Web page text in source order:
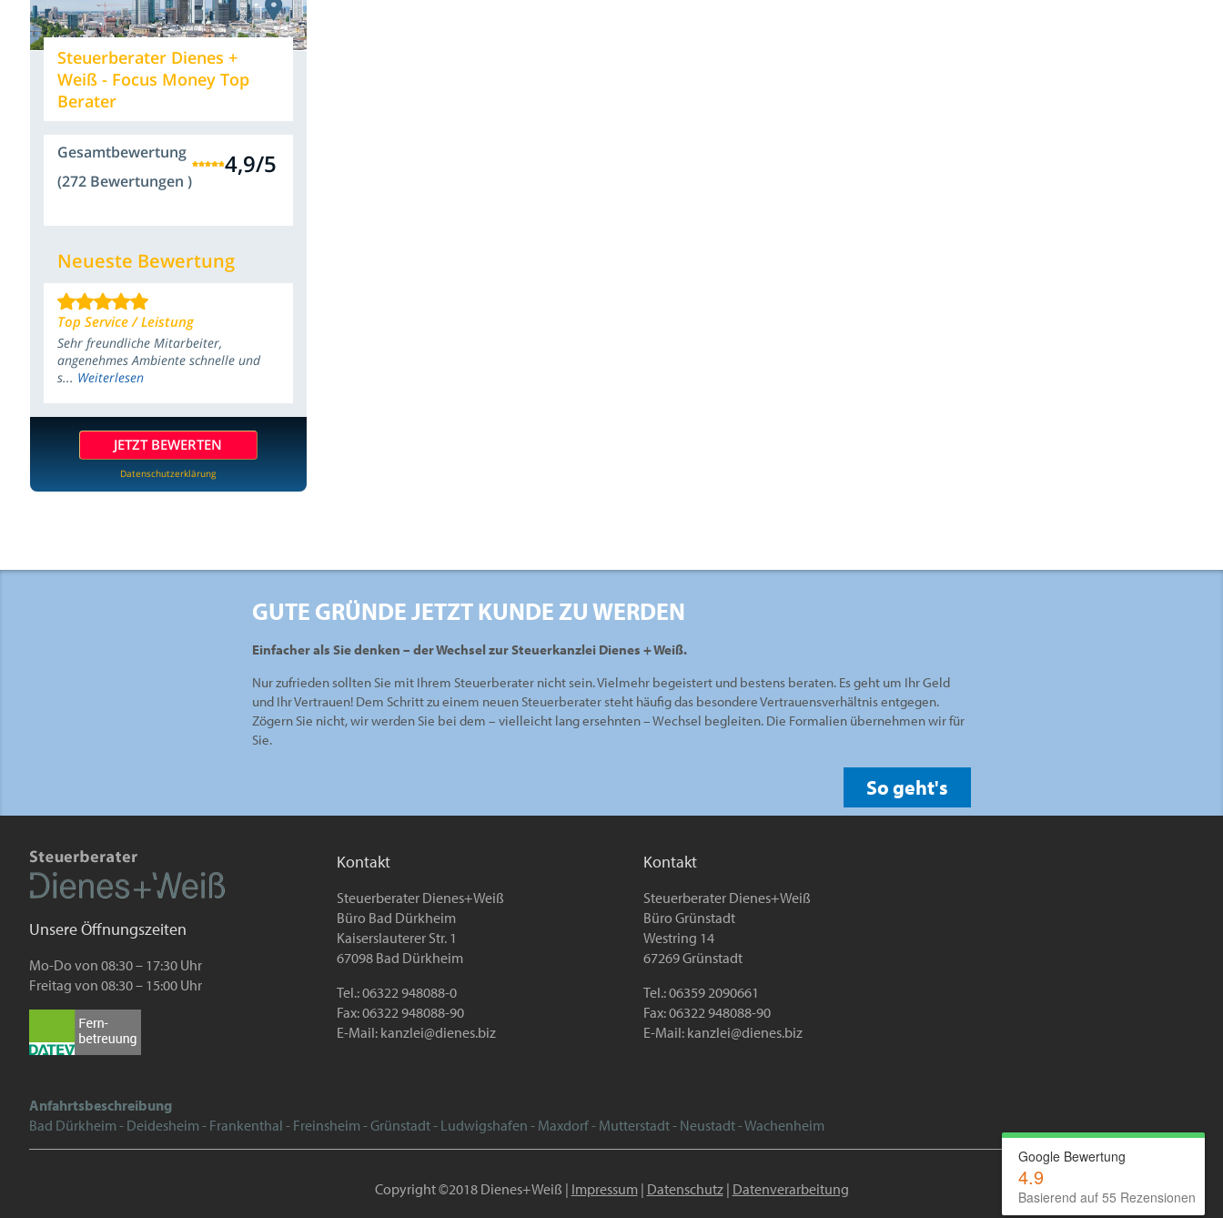
Steuerberater Dienes +
Weiß - Focus Money Top
Berater
Gesamtbewertung
(272 Bewertungen )
4,9/5
Neueste Bewertung
Top Service / Leistung
Sehr freundliche Mitarbeiter,
angenehmes Ambiente schnelle und
s... Weiterlesen
JETZT BEWERTEN
Datenschutzerklärung
GUTE GRÜNDE JETZT KUNDE ZU WERDEN
Einfacher als Sie denken – der Wechsel zur Steuerkanzlei Dienes + Weiß.
Nur zufrieden sollten Sie mit Ihrem Steuerberater nicht sein. Vielmehr begeistert und bestens beraten. Es geht um Ihr Geld
und Ihr Vertrauen! Dem Schritt zu einem neuen Steuerberater steht häufig das besondere Vertrauensverhältnis entgegen.
Zögern Sie nicht, wir werden Sie bei dem – vielleicht lang ersehnten – Wechsel begleiten. Die Formalien übernehmen wir für
Sie.
So geht's
Unsere Öffnungszeiten
Mo-Do von 08:30 – 17:30 Uhr
Freitag von 08:30 – 15:00 Uhr
Kontakt
Steuerberater Dienes+Weiß
Büro Bad Dürkheim
Kaiserslauterer Str. 1
67098 Bad Dürkheim
Tel.: 06322 948088-0
Fax: 06322 948088-90
E-Mail: kanzlei@dienes.biz
Kontakt
Steuerberater Dienes+Weiß
Büro Grünstadt
Westring 14
67269 Grünstadt
Tel.: 06359 2090661
Fax: 06322 948088-90
E-Mail: kanzlei@dienes.biz
Anfahrtsbeschreibung
Bad Dürkheim - Deidesheim - Frankenthal - Freinsheim - Grünstadt - Ludwigshafen - Maxdorf - Mutterstadt - Neustadt - Wachenheim
Copyright ©2018 Dienes+Weiß | Impressum| Datenschutz| Datenverarbeitung
Google Bewertung
4.9
Basierend auf 55 Rezensionen